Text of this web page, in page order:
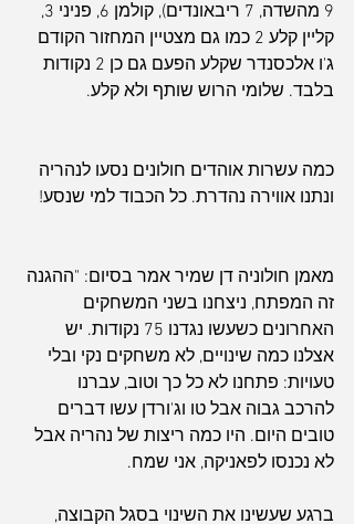
9 מהשדה, 7 ריבאונדים), קולמן 6, פניני 3,
קליין קלע 2 כמו גם מצטיין המחזור הקודם
ג'ו אלכסנדר שקלע הפעם גם כן 2 נקודות
בלבד. שלומי הרוש שותף ולא קלע.
כמה עשרות אוהדים חולונים נסעו לנהריה
ונתנו אווירה נהדרת. כל הכבוד למי שנסע!
מאמן חולוניה דן שמיר אמר בסיום: "ההגנה
זה המפתח, ניצחנו בשני המשחקים
האחרונים כשעשו נגדנו 75 נקודות. יש
אצלנו כמה שינויים, לא משחקים נקי ובלי
טעויות: פתחנו לא כל כך וטוב, עברנו
להרכב גבוה אבל טו וג'ורדן עשו דברים
טובים היום. היו כמה ריצות של נהריה אבל
לא נכנסו לפאניקה, אני שמח.
ברגע שעשינו את השינוי בסגל הקבוצה,